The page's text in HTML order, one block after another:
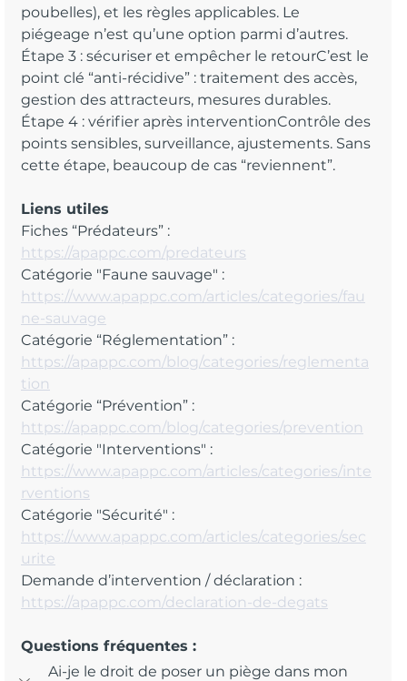
poubelles), et les règles applicables. Le
piégeage n’est qu’une option parmi d’autres.
Étape 3 : sécuriser et empêcher le retourC’est le
point clé “anti-récidive” : traitement des accès,
gestion des attracteurs, mesures durables.
Étape 4 : vérifier après interventionContrôle des
points sensibles, surveillance, ajustements. Sans
cette étape, beaucoup de cas “reviennent”.
Liens utiles
Fiches “Prédateurs” :
https://apappc.com/predateurs
Catégorie "Faune sauvage" :
https://www.apappc.com/articles/categories/fau
ne-sauvage
Catégorie “Réglementation” :
https://apappc.com/blog/categories/reglementa
tion
Catégorie “Prévention” :
https://apappc.com/blog/categories/prevention
Catégorie "Interventions" :
https://www.apappc.com/articles/categories/inte
rventions
Catégorie "Sécurité" :
https://www.apappc.com/articles/categories/sec
urite
Demande d’intervention / déclaration :
https://apappc.com/declaration-de-degats
Questions fréquentes :
Ai-je le droit de poser un piège dans mon